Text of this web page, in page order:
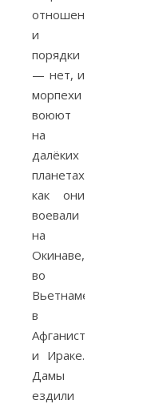
отношения
и
порядки
— нет, и
морпехи
воюют
на
далёких
планетах,
как они
воевали
на
Окинаве,
во
Вьетнаме,
в
Афганистане
и Ираке.
Дамы
ездили